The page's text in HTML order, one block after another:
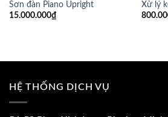
Sơn đàn Piano Upright
15.000.000₫
Xử lý
HỆ THỐNG DỊCH VỤ